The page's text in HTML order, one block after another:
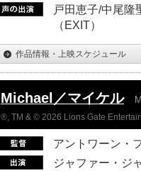
戸田恵子/中尾隆
（EXIT）
作品情報・上映スケジュール
Michael／マイケル
®, TM & © 2026 Lions Gate
アントワーン・
ジャファー・ジ